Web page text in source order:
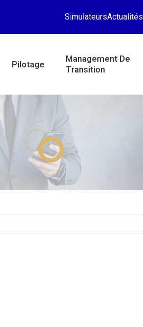
SimulateursActualités
Pilotage
Management De
Transition